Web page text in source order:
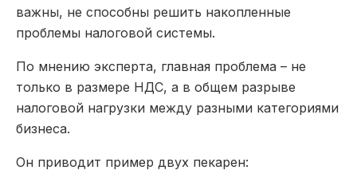
важны, не способны решить накопленные
проблемы налоговой системы.
По мнению эксперта, главная проблема – не
только в размере НДС, а в общем разрыве
налоговой нагрузки между разными категориями
бизнеса.
Он приводит пример двух пекарен: